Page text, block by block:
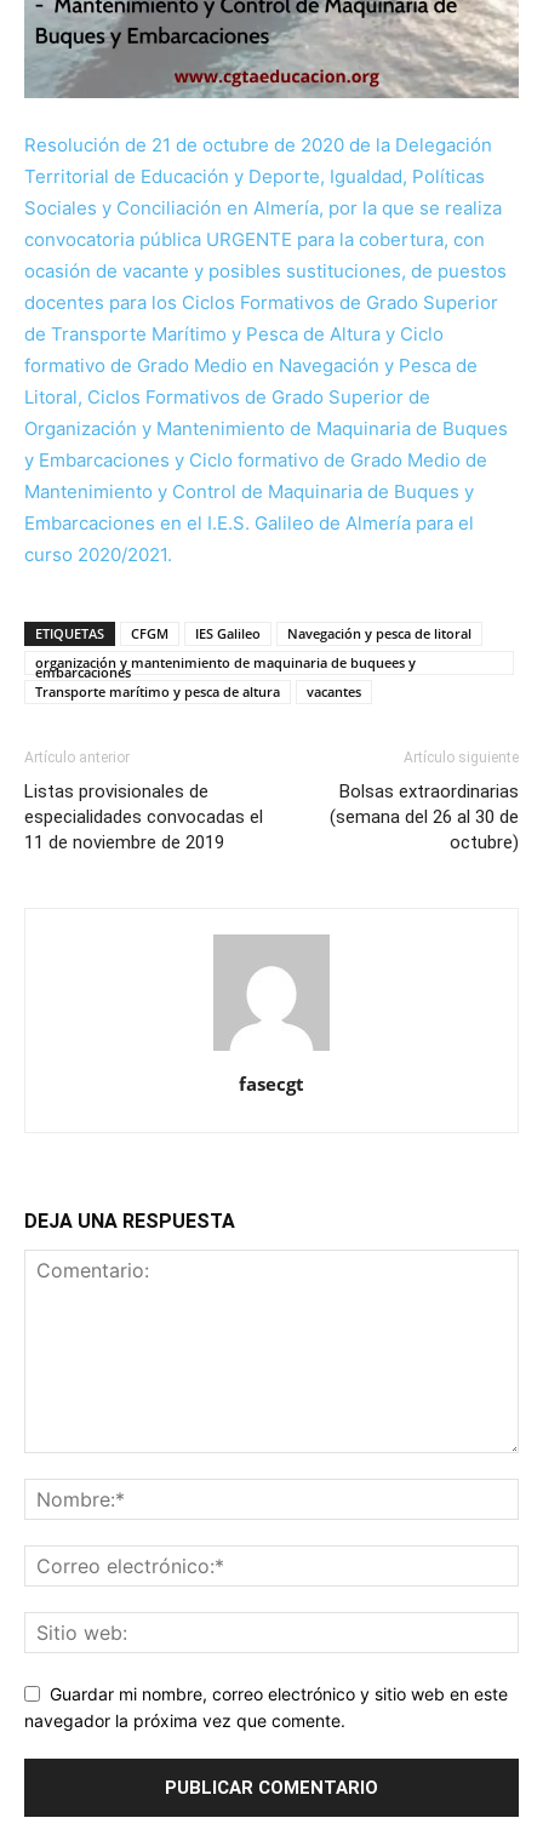
Resolución de 21 de octubre de 2020 de la Delegación
Territorial de Educación y Deporte, Igualdad, Políticas
Sociales y Conciliación en Almería, por la que se realiza
convocatoria pública URGENTE para la cobertura, con
ocasión de vacante y posibles sustituciones, de puestos
docentes para los Ciclos Formativos de Grado Superior
de Transporte Marítimo y Pesca de Altura y Ciclo
formativo de Grado Medio en Navegación y Pesca de
Litoral, Ciclos Formativos de Grado Superior de
Organización y Mantenimiento de Maquinaria de Buques
y Embarcaciones y Ciclo formativo de Grado Medio de
Mantenimiento y Control de Maquinaria de Buques y
Embarcaciones en el I.E.S. Galileo de Almería para el
curso 2020/2021.
ETIQUETAS CFGM IES Galileo
Navegación y pesca de litoral
organización y mantenimiento de maquinaria de buquees y
embarcaciones
Transporte marítimo y pesca de altura
vacantes
Artículo anterior
Listas provisionales de
especialidades convocadas el
11 de noviembre de 2019
Artículo siguiente
Bolsas extraordinarias
(semana del 26 al 30 de
octubre)
fasecgt
DEJA UNA RESPUESTA
Guardar mi nombre, correo electrónico y sitio web en este
navegador la próxima vez que comente.